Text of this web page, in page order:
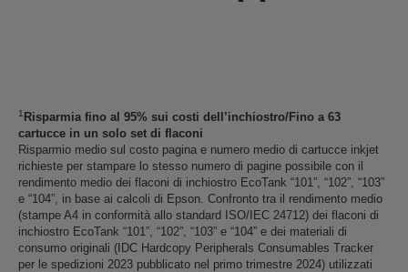
1 Risparmia fino al 95% sui costi dell’inchiostro/Fino a 63
cartucce in un solo set di flaconi
Risparmio medio sul costo pagina e numero medio di cartucce inkjet
richieste per stampare lo stesso numero di pagine possibile con il
rendimento medio dei flaconi di inchiostro EcoTank “101”, “102”, “103”
e “104”, in base ai calcoli di Epson. Confronto tra il rendimento medio
(stampe A4 in conformità allo standard ISO/IEC 24712) dei flaconi di
inchiostro EcoTank “101”, “102”, “103” e “104” e dei materiali di
consumo originali (IDC Hardcopy Peripherals Consumables Tracker
per le spedizioni 2023 pubblicato nel primo trimestre 2024) utilizzati